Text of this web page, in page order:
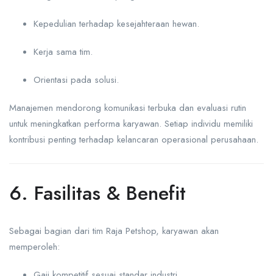
Kepedulian terhadap kesejahteraan hewan.
Kerja sama tim.
Orientasi pada solusi.
Manajemen mendorong komunikasi terbuka dan evaluasi rutin
untuk meningkatkan performa karyawan. Setiap individu memiliki
kontribusi penting terhadap kelancaran operasional perusahaan.
6. Fasilitas & Benefit
Sebagai bagian dari tim Raja Petshop, karyawan akan
memperoleh: